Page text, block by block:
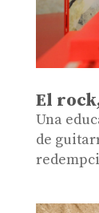
El
Una
de